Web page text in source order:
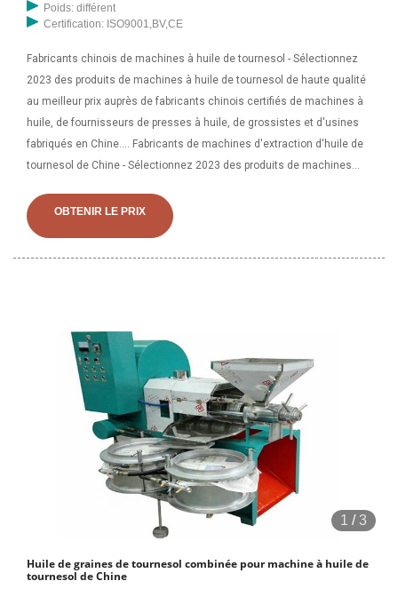
Poids: différent
Certification: ISO9001,BV,CE
Fabricants chinois de machines à huile de tournesol - Sélectionnez
2023 des produits de machines à huile de tournesol de haute qualité
au meilleur prix auprès de fabricants chinois certifiés de machines à
huile, de fournisseurs de presses à huile, de grossistes et d'usines
fabriqués en Chine…. Fabricants de machines d'extraction d'huile de
tournesol de Chine - Sélectionnez 2023 des produits de machines
auprès de fabricants chinois certifiés de machines d'extraction, de
fournisseurs de machines d'extraction d'huile, de grossistes et
OBTENIR LE PRIX
1 /3
Huile de graines de tournesol combinée pour machine à huile de
tournesol de Chine